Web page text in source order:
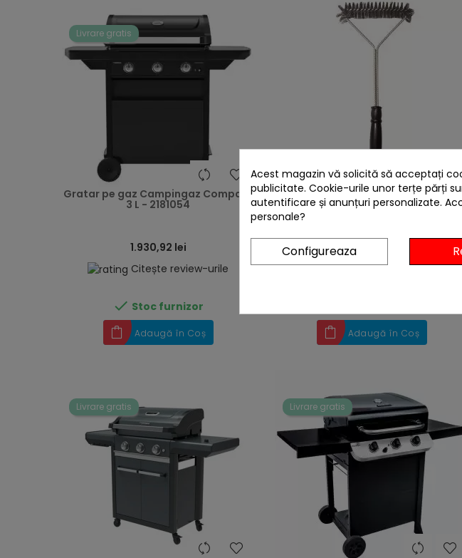
Livrare gratis
heart
Gratar pe gaz Campingaz Compact
3 L - 2181054
1.930,92 lei
Citește review-urile
 Stoc furnizor
Adaugă în Coș
Perie gratar 37 cm Activa 16400
29,00 lei
Citește review-urile
Adaugă în Coș
Livrare gratis
heart
Livrare gratis
Acest magazin vă solicită să acceptați
publicitate. Cookie-urile unor terțe părți
autentificare și anunțuri personalizate.
personale?
Configureaza